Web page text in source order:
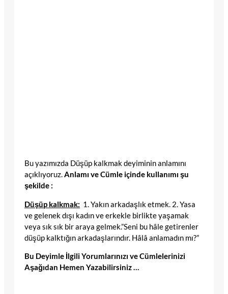
Bu yazımızda Düşüp kalkmak deyiminin anlamını
açıklıyoruz.Anlamı ve Cümle içinde kullanımı şu
şekilde :
Düşüp kalkmak: 1. Yakın arkadaşlık etmek. 2. Yasa
ve gelenek dışı kadın ve erkekle birlikte yaşamak
veya sık sık bir araya gelmek.”Seni bu hâle getirenler
düşüp kalktığın arkadaşlarındır. Hâlâ anlamadın mı?”
Bu Deyimle İlgili Yorumlarınızı ve Cümlelerinizi
Aşağıdan Hemen Yazabilirsiniz …